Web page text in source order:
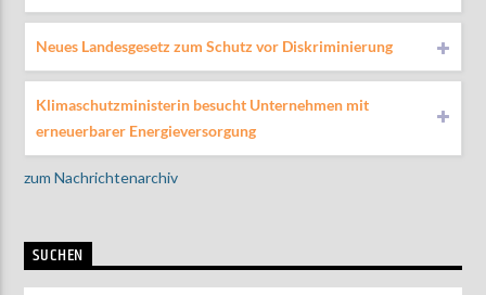
Neues Landesgesetz zum Schutz vor Diskriminierung
Klimaschutzministerin besucht Unternehmen mit
erneuerbarer Energieversorgung
zum Nachrichtenarchiv
SUCHEN